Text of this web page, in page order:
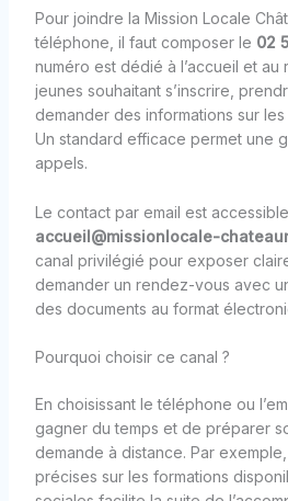
Pour joindre la Mission Locale
téléphone, il faut composer le 02
numéro est dédié à l’accueil et au
jeunes souhaitant s’inscrire,
demander des informations sur
Un standard efficace permet une
appels.
Le contact par email est
accueil@missionlocale-
canal privilégié pour exposer
demander un rendez-vous avec
des documents au format
Pourquoi choisir ce canal ?
En choisissant le téléphone ou
gagner du temps et de préparer
demande à distance. Par
précises sur les formations